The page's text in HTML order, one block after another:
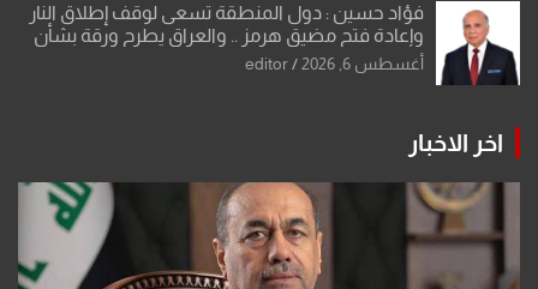
فؤاد حسين : دول المنطقة تسعى لوقف إطلاق النار
وإعادة فتح مضيق هرمز .. والعراق يطرح ورقة بشأن
تحولات القدس
أغسطس 6, 2026 editor
اخر الاخبار